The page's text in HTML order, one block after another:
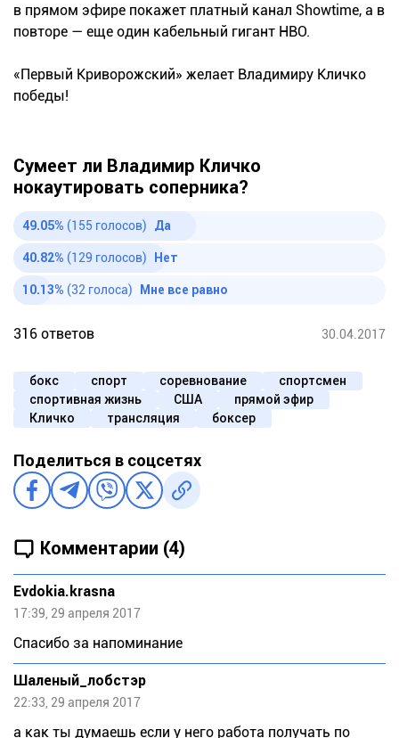
в прямом эфире покажет платный канал Showtime, а в
повторе — еще один кабельный гигант HBO.
«Первый Криворожский» желает Владимиру Кличко
победы!
Сумеет ли Владимир Кличко
нокаутировать соперника?
49.05% (155 голосов) Да
40.82% (129 голосов) Нет
10.13% (32 голоса) Мне все равно
316 ответов 30.04.2017
бокс спорт соревнование
спортсмен
спортивная жизнь
США
прямой эфир
Кличко
трансляция боксер
Поделиться в соцсетях
Комментарии (4)
Evdokia.krasna
17:39, 29 апреля 2017
Спасибо за напоминаниe
Шаленый_лобстэр
22:33, 29 апреля 2017
а как ты думаешь если у него работа получать по